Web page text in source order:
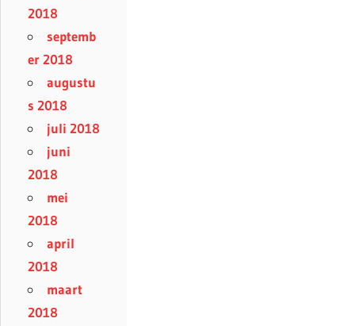
2018
septemb
er 2018
augustu
s 2018
juli 2018
juni
2018
mei
2018
april
2018
maart
2018